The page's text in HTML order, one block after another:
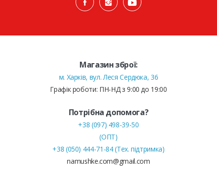
Магазин зброї:
м. Харків, вул. Леся Сердюка, 36
Графік роботи: ПН-НД з 9:00 до 19:00
Потрібна допомога?
+38 (097) 498-39-50
(ОПТ)
+38 (050) 444-71-84 (Тех. підтримка)
namushke.com@gmail.com